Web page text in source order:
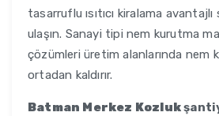
tasarruflu ısıtıcı kiralama
ulaşın. Sanayi tipi nem kurutma
çözümleri üretim alanlarında nem
ortadan kaldırır.
Batman Merkez Kozluk